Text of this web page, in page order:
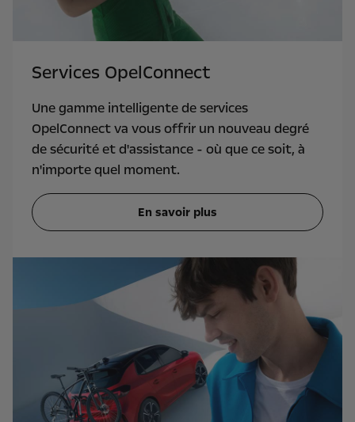
Services OpelConnect
Une gamme intelligente de services
OpelConnect va vous offrir un nouveau degré
de sécurité et d'assistance - où que ce soit, à
n'importe quel moment.
En savoir plus